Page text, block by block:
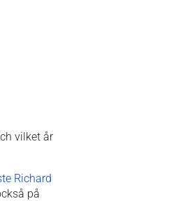
vilket år
Richard
på